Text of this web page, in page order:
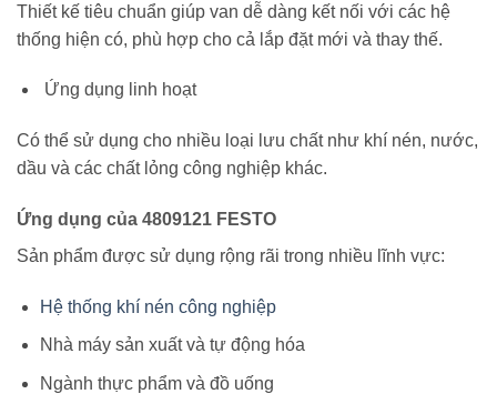
Thiết kế tiêu chuẩn giúp van dễ dàng kết nối với các hệ
thống hiện có, phù hợp cho cả lắp đặt mới và thay thế.
Ứng dụng linh hoạt
Có thể sử dụng cho nhiều loại lưu chất như khí nén, nước,
dầu và các chất lỏng công nghiệp khác.
Ứng dụng của 4809121 FESTO
Sản phẩm được sử dụng rộng rãi trong nhiều lĩnh vực:
Hệ thống khí nén công nghiệp
Nhà máy sản xuất và tự động hóa
Ngành thực phẩm và đồ uống